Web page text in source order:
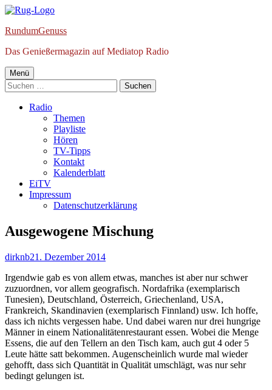
Springe
Inhalt
RundumGenuss
Das Genießermagazin auf Mediatop Radio
Primäres
Menü
Menü
Suchen
nach:
Radio
Themen
Playliste
Hören
TV-Tipps
Kontakt
Kalenderblatt
EiTV
Impressum
Datenschutzerklärung
Ausgewogene Mischung
Autor
dirknbVeröffentlicht
21. Dezember 2014
Irgendwie gab es von allem etwas, manches ist aber nur schwer
zuzuordnen, vor allem geografisch. Nordafrika (exemplarisch
Tunesien), Deutschland, Österreich, Griechenland, USA,
Frankreich, Skandinavien (exemplarisch Finnland) usw. Ich hoffe,
dass ich nichts vergessen habe. Und dabei waren nur drei hungrige
Männer in einem Nationalitätenrestaurant essen. Wobei die Menge
Essens, die auf den Tellern an den Tisch kam, auch gut 4 oder 5
Leute hätte satt bekommen. Augenscheinlich wurde mal wieder
gehofft, dass sich Quantität in Qualität umschlägt, was nur sehr
bedingt gelungen ist.